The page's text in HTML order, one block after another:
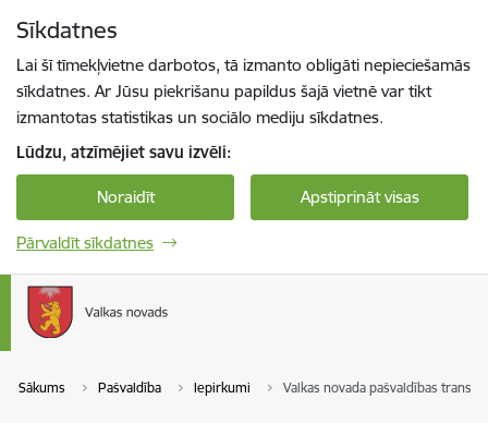
Sīkdatnes
Lai šī tīmekļvietne darbotos, tā izmanto obligāti nepieciešamās
sīkdatnes. Ar Jūsu piekrišanu papildus šajā vietnē var tikt
izmantotas statistikas un sociālo mediju sīkdatnes.
Lūdzu, atzīmējiet savu izvēli:
Noraidīt Apstiprināt visas
Pārvaldīt sīkdatnes
Sākums Pašvaldība Iepirkumi Valkas novada pašvaldības